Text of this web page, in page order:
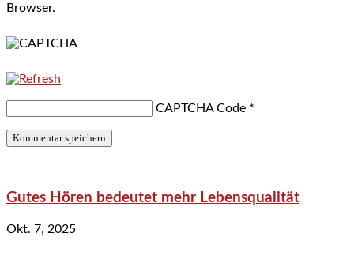
Browser.
CAPTCHA Code *
Gutes Hören bedeutet mehr Lebensqualität
Okt. 7, 2025